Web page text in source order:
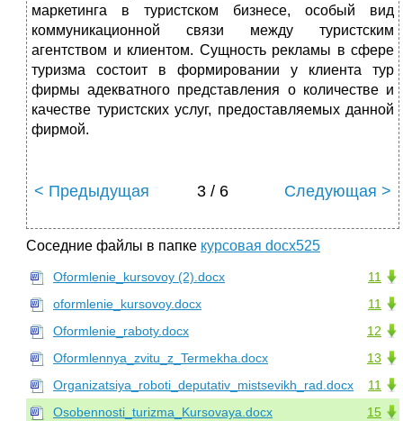
маркетинга в туристском бизнесе, особый вид
коммуникационной связи между туристским
агентством и клиентом. Сущность рекламы в сфере
туризма состоит в формировании у клиента тур
фирмы адекватного представления о количестве и
качестве туристских услуг, предоставляемых данной
фирмой.
< Предыдущая 3 / 6 Следующая >
Соседние файлы в папке курсовая docx525
11
Oformlenie_kursovoy (2).docx
11
oformlenie_kursovoy.docx
12
Oformlenie_raboty.docx
13
Oformlennya_zvitu_z_Termekha.docx
11
Organizatsiya_roboti_deputativ_mistsevikh_rad.docx
15
Osobennosti_turizma_Kursovaya.docx